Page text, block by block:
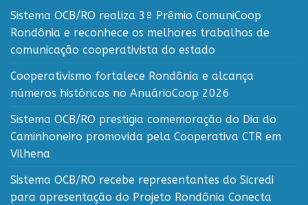
Sistema OCB/RO realiza 3º Prêmio ComuniCoop
Rondônia e reconhece os melhores trabalhos de
comunicação cooperativista do estado
Cooperativismo fortalece Rondônia e alcança
números históricos no AnuárioCoop 2026
Sistema OCB/RO prestigia comemoração do Dia do
Caminhoneiro promovida pela Cooperativa CTR em
Vilhena
Sistema OCB/RO recebe representantes do Sicredi
para apresentação do Projeto Rondônia Conecta